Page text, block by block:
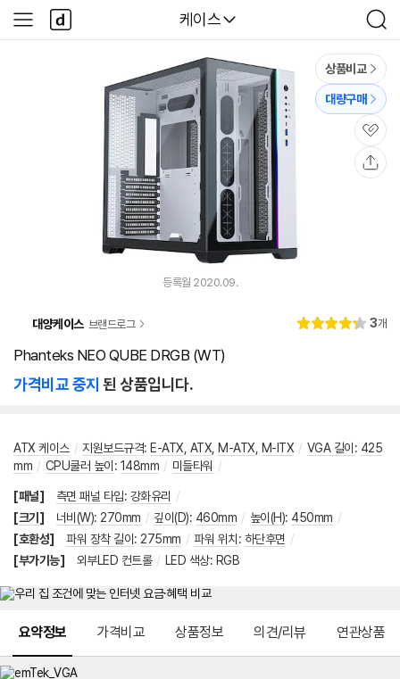
다나와
케이스
검
색
사
이
다
나
와
상품비교
대량구매
관
심
등록월 2020.09.
대양케이스 브랜드로그
별
4.
리
3개
Phanteks NEO QUBE DRGB (WT)
가격비교 중지 된 상품입니다.
ATX 케이스 / 지원보드규격: E-ATX ATX M-ATX M-ITX / VGA 길이 : 425
mm / CPU쿨러 높이 : 148mm / 미들타워 /
[패널] 측면 패널 타입: 강화유리 /
[크기]
너비(W): 270mm / 깊이(D): 460mm / 높이(H): 450mm /
[호환성]
파워 장착 길이 : 275mm / 파워 위치 : 하단후면 /
[부가기능]
외부LED 컨트롤 / LED 색상: RGB
요약정보 가격비교 상품정보 의견/리뷰 연관상품